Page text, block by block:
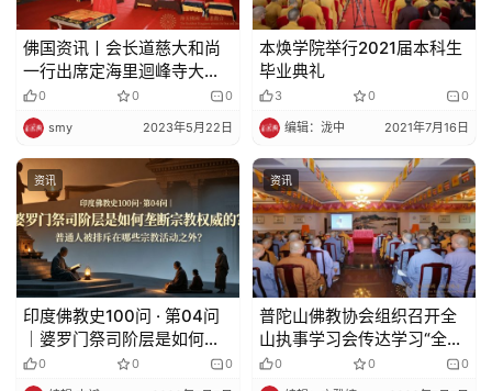
术
政
策
法
规
免
责
声
明
佛国资讯丨会长道慈大和尚
一行出席定海里迴峰寺大雄
宝殿落成暨全堂佛像开光庆
典
0 0 0
smy 2023年5月22日
本焕学院举行2021届本科生
毕业典礼
3 0 0
编辑：泷中 2021年7月16日
资讯
印度佛教史100问 · 第04问
｜婆罗门祭司阶层是如何垄
断宗教权威的？普通人被排
斥在哪些宗教活动之外？
0 0 0
资讯
普陀山佛教协会组织召开全
山执事学习会传达学习“全国
佛教界从严治教经验交流会”
精神
0 0 0